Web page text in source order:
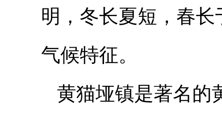
明，冬长夏短，春
气候特征。
黄猫垭镇是著名的